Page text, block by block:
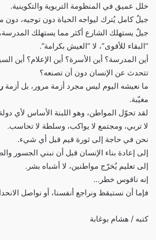
خلل عميق في المنظومة التربوية والتكوينية.
جيلٌ كامل يُترك ليواجه الحياة دون توجيه، دون
جيلٌ يستهلك الشارع أكثر مما يستهلك
“البقاء للأقوى”، لا “العيش بكرامة”.
أين المدرسة؟ أين الأسرة؟ أين الإعلام؟ أين
تتحدث عن الإنسان دون أن تصنعه؟
ما نعيشه اليوم ليس مجرد أزمة مرور، بل أزمة
مغيّبة.
لقد تحوّل المواطن، وهو اللبنة الأساس لأي
لا تربي، ومجتمع لا يواكب، وسلطة لا تحاسب.
نحن في حاجة إلى ثورة قيم قبل أي شيء.
إلى إعادة بناء الإنسان قبل أن نبني الجسور
إلى تعليم يُخرّج مواطنين، لا أشباه بشر.
إنه ناقوس خطر…
فإما أن نستيقظ ونراجع أنفسنا، أو نواصل
كتبه / هشام بوغابة